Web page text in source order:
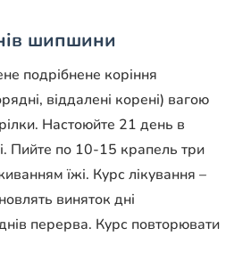
шипшини
подрібнене коріння
віддалені корені) вагою
Настоюйте 21 день в
Пийте по 10-15 крапель три
їжі. Курс лікування –
виняток дні
перерва. Курс повторювати